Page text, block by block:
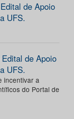
de Apoio
UFS.
de Apoio
UFS.
incentivar a
do Portal de